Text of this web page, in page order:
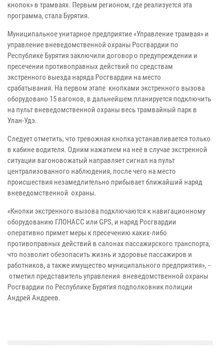
кнопок» в трамваях. Первым регионом, где реализуется эта
программа, стала Бурятия.
Муниципальное унитарное предприятие «Управление трамвая» и
управление вневедомственной охраны Росгвардии по
Республике Бурятия заключили договор о предупреждении и
пресечении противоправных действий по средствам
экстренного выезда наряда Росгвардии на место
срабатывания. На первом этапе кнопками экстренного вызова
оборудовано 15 вагонов, в дальнейшем планируется подключить
на пульт вневедомственной охраны весь трамвайный парк в
Улан-Удэ.
Следует отметить, что тревожная кнопка устанавливается только
в кабине водителя. Одним нажатием на неё в случае экстренной
ситуации вагоновожатый направляет сигнал на пульт
централизованного наблюдения, после чего на место
происшествия незамедлительно прибываетближайший наряд
вневедомственной охраны.
«Кнопки экстренного вызова подключаются к навигационному
оборудованию ГЛОНАСС или GPS, и наряд Росгвардии
оперативно примет меры к пресечению каких-либо
противоправных действий в салонах пассажирского транспорта,
что позволит обезопасить жизнь и здоровье пассажиров и
работников, а также имущество муниципального предприятия», –
отметил представитель управления вневедомственной охраны
Росгвардии по Республике Бурятия подполковник полиции
Андрей Андреев.